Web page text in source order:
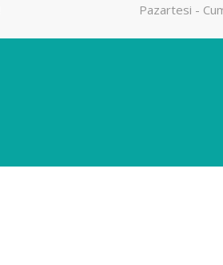
Pazartesi -